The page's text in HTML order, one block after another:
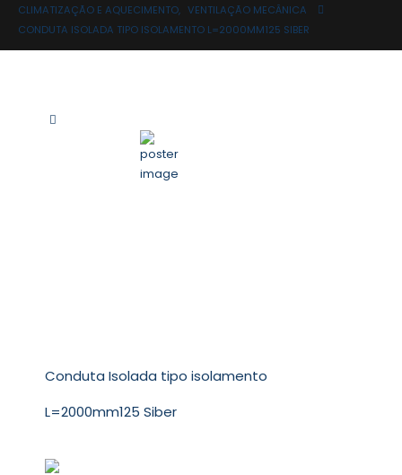
CLIMATIZAÇÃO E AQUECIMENTO, VENTILAÇÃO MECÂNICA
CONDUTA ISOLADA TIPO ISOLAMENTO L=2000MM125 SIBER
Conduta Isolada tipo isolamento
L=2000mm125 Siber